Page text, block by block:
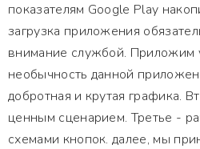
показателям Google Play
загрузка приложения
внимание службой. Приложим
необычность данной
добротная и крутая графика.
ценным сценарием. Третье -
схемами кнопок. далее, мы